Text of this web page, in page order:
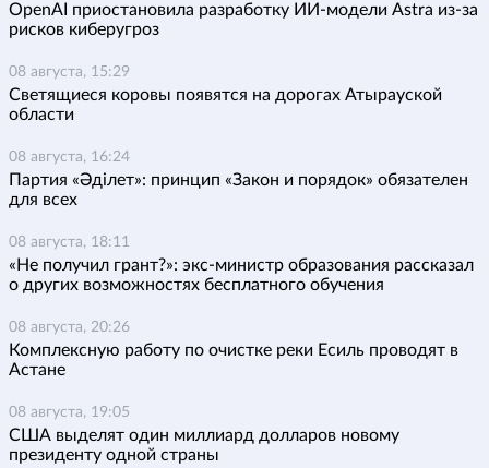
OpenAI приостановила разработку ИИ-модели Astra из-за
рисков киберугроз
08 августа, 15:29
Светящиеся коровы появятся на дорогах Атырауской
области
08 августа, 16:24
Партия «Әділет»: принцип «Закон и порядок» обязателен
для всех
08 августа, 18:11
«Не получил грант?»: экс-министр образования рассказал
о других возможностях бесплатного обучения
08 августа, 20:26
Комплексную работу по очистке реки Есиль проводят в
Астане
08 августа, 19:05
США выделят один миллиард долларов новому
президенту одной страны